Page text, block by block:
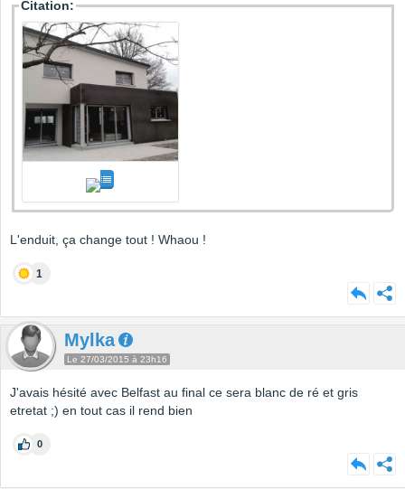
Citation:
L'enduit, ça change tout ! Whaou !
1
Mylka
Le 27/03/2015 à 23h16
J'avais hésité avec Belfast au final ce sera blanc de ré et gris
etretat ;) en tout cas il rend bien
0